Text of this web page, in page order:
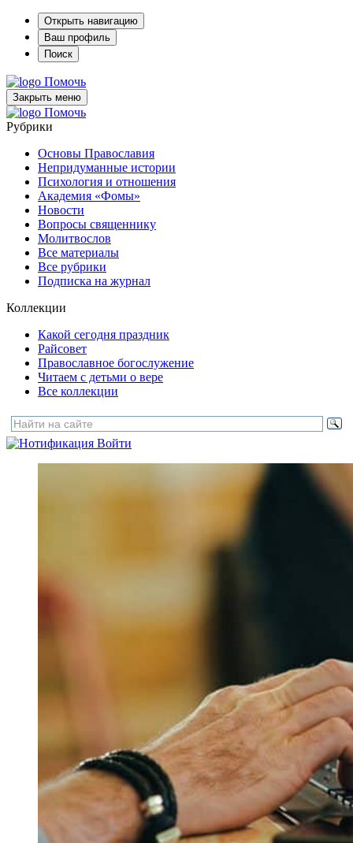
Открыть навигацию
Ваш профиль
Поиск
Помочь
Закрыть меню
Помочь
Рубрики
Основы Православия
Непридуманные истории
Психология и отношения
Академия «Фомы»
Новости
Вопросы священнику
Молитвослов
Все материалы
Все рубрики
Подписка на журнал
Коллекции
Какой сегодня праздник
Райсовет
Православное богослужение
Читаем с детьми о вере
Все коллекции
Войти